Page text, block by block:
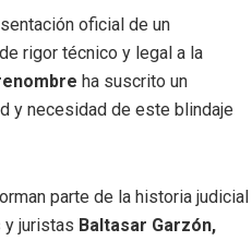
oficial de un
rigor técnico y legal a la
ha suscrito un
y necesidad de este blindaje
parte de la historia judicial
y juristas Baltasar Garzón,